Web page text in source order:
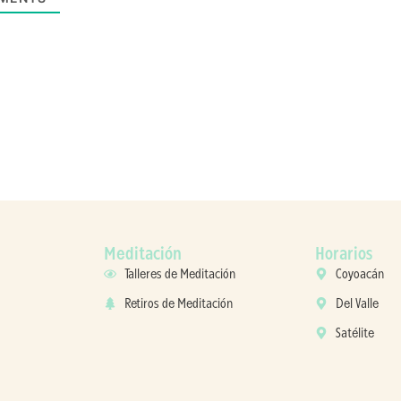
Meditación
Talleres de Meditación
Retiros de Meditación
Horarios
Coyoacán
Del Valle
Satélite